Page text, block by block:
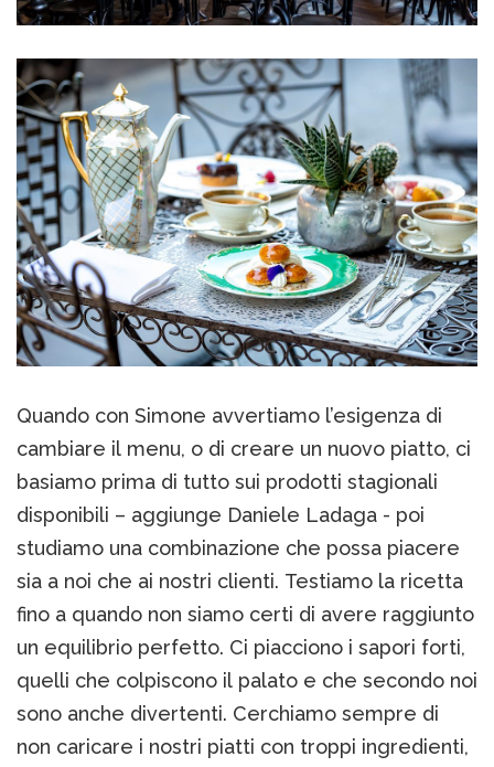
Quando con Simone avvertiamo l’esigenza di
cambiare il menu, o di creare un nuovo piatto, ci
basiamo prima di tutto sui prodotti stagionali
disponibili – aggiunge Daniele Ladaga - poi
studiamo una combinazione che possa piacere
sia a noi che ai nostri clienti. Testiamo la ricetta
fino a quando non siamo certi di avere raggiunto
un equilibrio perfetto. Ci piacciono i sapori forti,
quelli che colpiscono il palato e che secondo noi
sono anche divertenti. Cerchiamo sempre di
non caricare i nostri piatti con troppi ingredienti,